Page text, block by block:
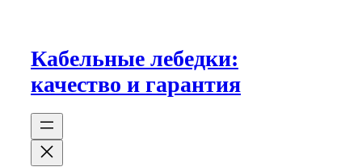
Кабельные лебедки:
качество и гарантия